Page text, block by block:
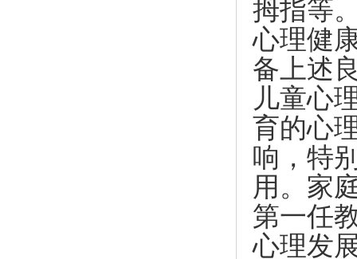
拇指等
心理健
备上述
儿童心
育的心
响，特
用。家
第一任
心理发